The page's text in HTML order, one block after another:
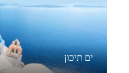
ים תיכון